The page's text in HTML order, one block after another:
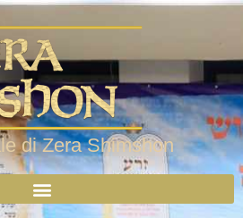
di Zera Shimshon